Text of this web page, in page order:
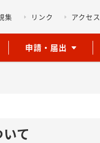
集 リンク アクセス
申請・届出
て